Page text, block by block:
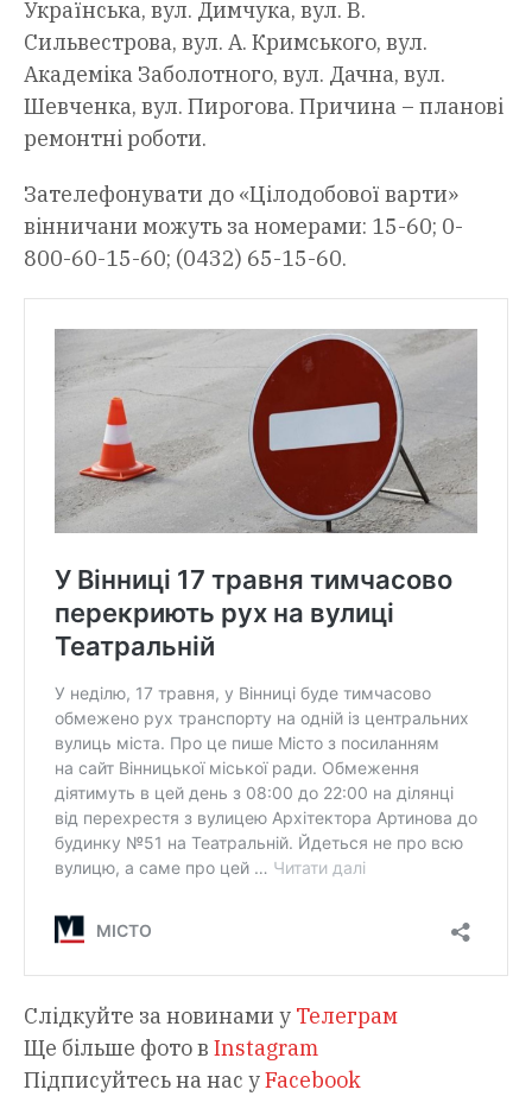
Українська, вул. Димчука, вул. В.
Сильвестрова, вул. А. Кримського, вул.
Академіка Заболотного, вул. Дачна, вул.
Шевченка, вул. Пирогова. Причина – планові
ремонтні роботи.
Зателефонувати до «Цілодобової варти»
вінничани можуть за номерами: 15-60; 0-
800-60-15-60; (0432) 65-15-60.
Слідкуйте за новинами у Телеграм
Ще більше фото в Instagram
Підписуйтесь на нас уFacebook